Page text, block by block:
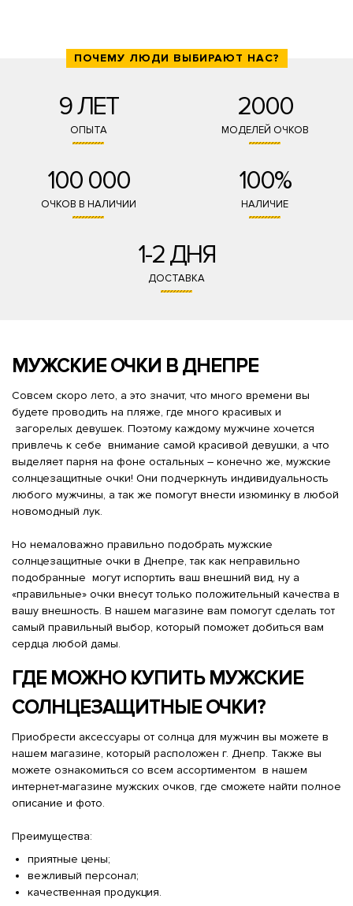
ПОЧЕМУ ЛЮДИ ВЫБИРАЮТ НАС?
9 ЛЕТ
ОПЫТА
2000
МОДЕЛЕЙ ОЧКОВ
100 000
ОЧКОВ В НАЛИЧИИ
100%
НАЛИЧИЕ
1-2 ДНЯ
ДОСТАВКА
МУЖСКИЕ ОЧКИ В ДНЕПРЕ
Совсем скоро лето, а это значит, что много времени вы
будете проводить на пляже, где много красивых и
загорелых девушек. Поэтому каждому мужчине хочется
привлечь к себе внимание самой красивой девушки, а что
выделяет парня на фоне остальных – конечно же, мужские
солнцезащитные очки! Они подчеркнуть индивидуальность
любого мужчины, а так же помогут внести изюминку в любой
новомодный лук.
Но немаловажно правильно подобрать мужские
солнцезащитные очки в Днепре, так как неправильно
подобранные могут испортить ваш внешний вид, ну а
«правильные» очки внесут только положительный качества в
вашу внешность. В нашем магазине вам помогут сделать тот
самый правильный выбор, который поможет добиться вам
сердца любой дамы.
ГДЕ МОЖНО КУПИТЬ МУЖСКИЕ
СОЛНЦЕЗАЩИТНЫЕ ОЧКИ?
Приобрести аксессуары от солнца для мужчин вы можете в
нашем магазине, который расположен г. Днепр. Также вы
можете ознакомиться со всем ассортиментом в нашем
интернет-магазине мужских очков, где сможете найти полное
описание и фото.
Преимущества:
приятные цены;
вежливый персонал;
качественная продукция.